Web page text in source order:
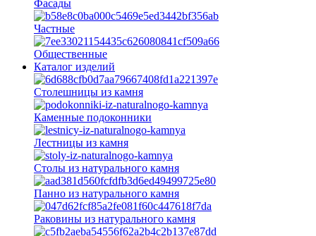
Фасады
Частные
Общественные
Каталог изделий
Столешницы из камня
Каменные подоконники
Лестницы из камня
Столы из натурального камня
Панно из натурального камня
Раковины из натурального камня